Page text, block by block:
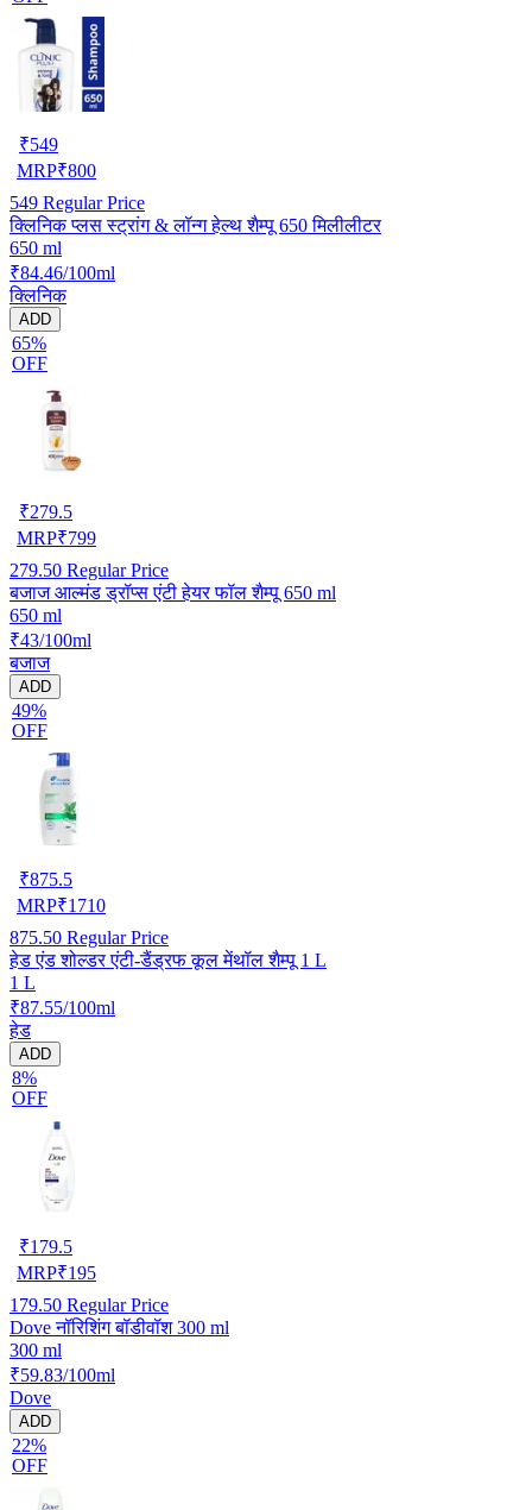
₹549
MRP₹800
549 Regular Price
क्लिनिक प्लस स्ट्रांग & लॉन्ग हेल्थ शैम्पू 650 मिलीलीटर
650 ml
₹84.46/100ml
क्लिनिक
ADD
65%
OFF
₹279.5
MRP₹799
279.50 Regular Price
बजाज आल्मंड ड्रॉप्स एंटी हेयर फॉल शैम्पू 650 ml
650 ml
₹43/100ml
बजाज
ADD
49%
OFF
₹875.5
MRP₹1710
875.50 Regular Price
हेड एंड शोल्डर एंटी-डैंड्रफ कूल मेंथॉल शैम्पू 1 L
1 L
₹87.55/100ml
हेड
ADD
8%
OFF
₹179.5
MRP₹195
179.50 Regular Price
Dove नॉरिशिंग बॉडीवॉश 300 ml
300 ml
₹59.83/100ml
Dove
ADD
22%
OFF